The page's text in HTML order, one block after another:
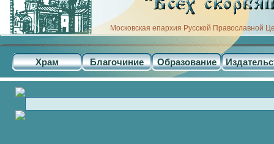
Московская епархия Русской Православной
Храм Благочиние Образование